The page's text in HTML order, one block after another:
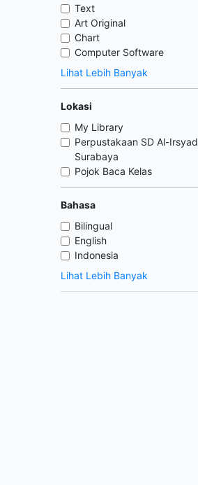
Text
Art Original
Chart
Computer Software
Lihat Lebih Banyak
Lokasi
My Library
Perpustakaan SD Al-Irsyad
Surabaya
Pojok Baca Kelas
Bahasa
Bilingual
English
Indonesia
Lihat Lebih Banyak